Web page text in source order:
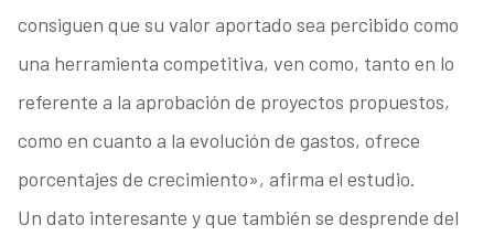
consiguen que su valor aportado sea percibido como
una herramienta competitiva, ven como, tanto en lo
referente a la aprobación de proyectos propuestos,
como en cuanto a la evolución de gastos, ofrece
porcentajes de crecimiento», afirma el estudio.
Un dato interesante y que también se desprende del